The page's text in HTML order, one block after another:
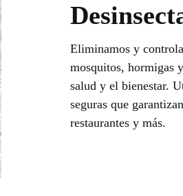
Eliminamos y
mosquitos, hormigas
salud y el bienestar.
seguras que
restaurantes y más.